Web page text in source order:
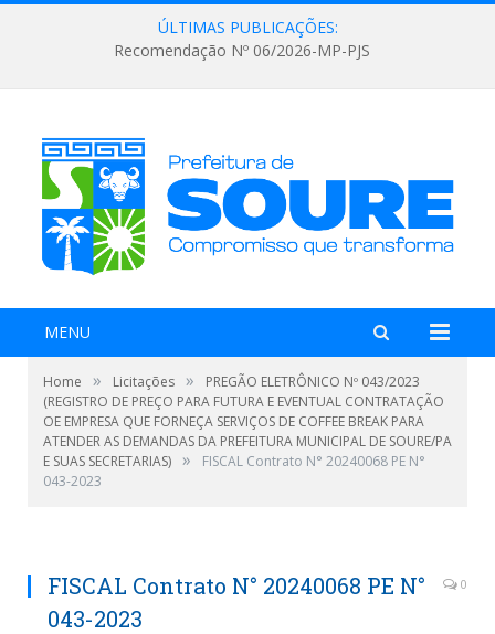
ÚLTIMAS PUBLICAÇÕES:
Recomendação Nº 06/2026-MP-PJS
MENU
Home » Licitações »
PREGÃO ELETRÔNICO Nº 043/2023
(REGISTRO DE PREÇO PARA FUTURA E EVENTUAL CONTRATAÇÃO
OE EMPRESA QUE FORNEÇA SERVIÇOS DE COFFEE BREAK PARA
ATENDER AS DEMANDAS DA PREFEITURA MUNICIPAL DE SOURE/PA
E SUAS SECRETARIAS) »
FISCAL Contrato N° 20240068 PE N°
043-2023
FISCAL Contrato N° 20240068 PE N°
043-2023
0